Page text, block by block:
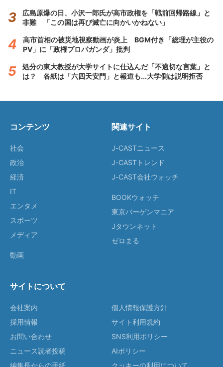
広島原爆の日、小沢一郎氏が高市政権を「戦前回帰路線」と
非難 「この国は再び滅亡に向かいかねない」
高市首相の被災地視察動画が炎上 BGM付き「総理が主役の
PV」に「政権プロパガンダ」批判
処分の東大教授が大学サイトに仕込んだ「不適切な言葉」と
は？ 各紙は「六四天安門」と報道も...大学側は説明拒否
コンテンツ
社会
政治
経済
IT
エンタメ
スポーツ
メディア
動画
関連サイト
J-CASTニュース
J-CASTトレンド
J-CAST会社ウォッチ
BOOKウォッチ
東京バーゲンマニア
Jタウンネット
ゼロまる
サイトについて
会社案内
採用情報
お問い合わせ
ニュース読者投稿
編集長からの手紙
個人情報保護方針
サイト利用規約
SNS利用ポリシー
AIポリシー
クッキーの利用について